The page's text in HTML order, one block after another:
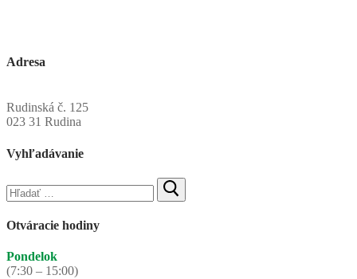
Adresa
Rudinská č. 125
023 31 Rudina
Vyhľadávanie
Hľadať:
Otváracie hodiny
Pondelok
(7:30 – 15:00)